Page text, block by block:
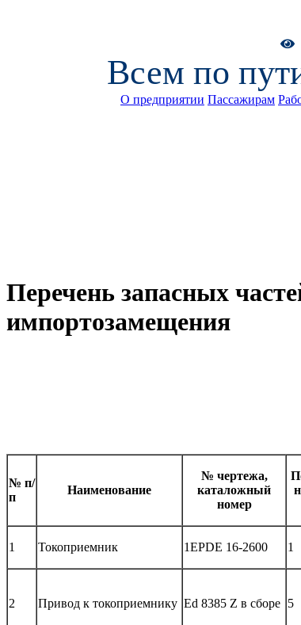
Всем по
О предприятии Пассажирам
Перечень запасных
импортозамещения
№ п/
п
Наименование
№ чертежа,
каталожный
номер
1 Токоприемник 1EPDE 16-2600 1
2 Привод к токоприемнику Ed 8385 Z в сборе 5